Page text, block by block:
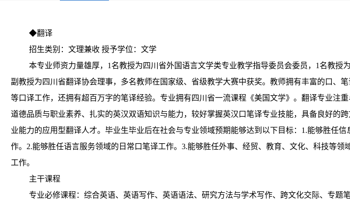
◆翻译
招生类别：文理兼收 授予学位：文学
本专业师资力量雄厚，1名教授为四川省外国语言文学类专业教学指导委员会委员，1名教授
副教授为四川省翻译协会理事，多名教师在国家级、省级教学大赛中获奖。教师拥有丰富的口、
等口译工作，还拥有超百万字的笔译经验。专业拥有四川省一流课程《美国文学》。翻译专业注
道德品质与职业素养、扎实的英汉双语知识与能力，较好掌握英汉口笔译专业技能，具备良好的
业能力的应用型翻译人才。毕业生毕业后在社会与专业领域预期能够达到以下目标：1.能够胜任
作。2.能够胜任语言服务领域的日常口笔译工作。3.能够胜任外事、经贸、教育、文化、科技等领
工作。
主干课程
专业必修课程：综合英语、英语写作、英语语法、研究方法与学术写作、跨文化交际、专题